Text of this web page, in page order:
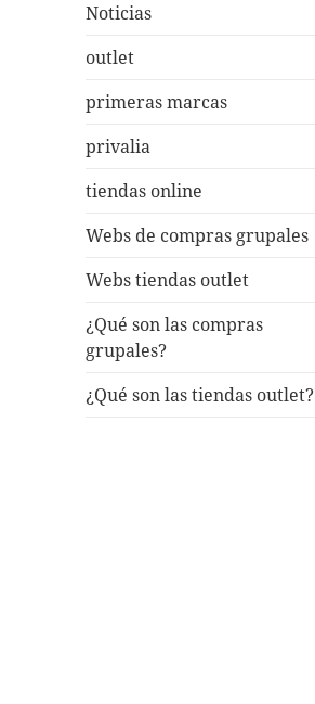
Noticias
outlet
primeras marcas
privalia
tiendas online
Webs de compras grupales
Webs tiendas outlet
¿Qué son las compras
grupales?
¿Qué son las tiendas outlet?